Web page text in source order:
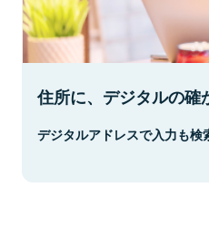
住所に、デジタルの確
デジタルアドレスで入力も検